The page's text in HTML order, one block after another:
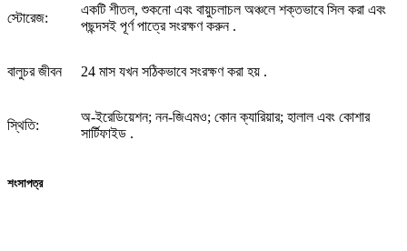
স্টোরেজ:
একটি শীতল, শুকনো এবং বায়ুচলাচল অঞ্চলে শক্তভাবে সিল করা এবং
পছন্দসই পূর্ণ পাত্রে সংরক্ষণ করুন .
বালুচর জীবন 24 মাস যখন সঠিকভাবে সংরক্ষণ করা হয় .
স্থিতি:
অ-ইরেডিয়েশন; নন-জিএমও; কোন ক্যারিয়ার; হালাল এবং কোশার
সার্টিফাইড .
শংসাপত্র